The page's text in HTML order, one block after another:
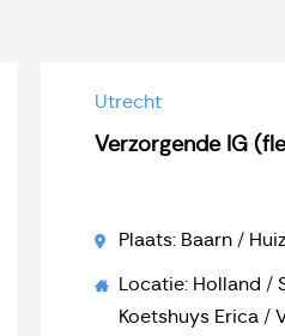
Utrecht
Verzorgende IG
Plaats: Baarn /
Locatie: Holland /
Koetshuys Erica /